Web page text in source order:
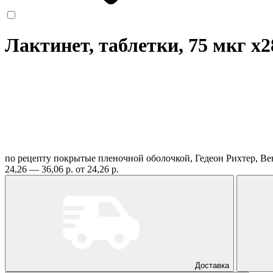
Лактинет, таблетки, 75 мкг
по рецепту покрытые пленочной оболочкой, Гедеон Рихтер,
24,26 — 36,06 р. от 24,26 р.
Доставка